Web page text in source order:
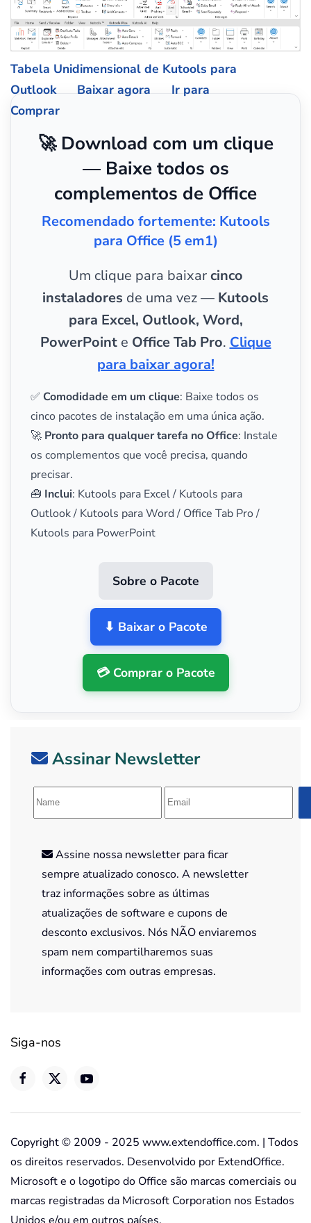
Tabela Unidimensional de Kutools para
Outlook
Baixar agora
Ir para
Comprar
🚀 Download com um clique
— Baixe todos os
complementos de Office
Recomendado fortemente: Kutools
para Office (5 em1)
Um clique para baixarcinco
instaladores de uma vez — Kutools
para Excel, Outlook, Word,
PowerPointe Office Tab Pro. Clique
para baixar agora!
✅ Comodidade em um clique: Baixe todos os
cinco pacotes de instalação em uma única ação.
🚀 Pronto para qualquer tarefa no Office: Instale
os complementos que você precisa, quando
precisar.
🧰 Inclui: Kutools para Excel / Kutools para
Outlook / Kutools para Word / Office Tab Pro /
Kutools para PowerPoint
Sobre o Pacote
⬇ Baixar o Pacote
💳 Comprar o Pacote
Assinar Newsletter
Assine nossa newsletter para ficar
sempre atualizado conosco. A newsletter
traz informações sobre as últimas
atualizações de software e cupons de
desconto exclusivos. Nós NÃO enviaremos
spam nem compartilharemos suas
informações com outras empresas.
Siga-nos
Copyright © 2009 - 2025 www.extendoffice.com. | Todos
os direitos reservados. Desenvolvido por ExtendOffice.
Microsoft e o logotipo do Office são marcas comerciais ou
marcas registradas da Microsoft Corporation nos Estados